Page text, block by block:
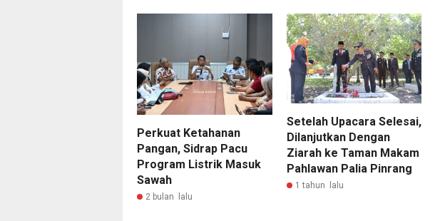
Perkuat Ketahanan
Pangan, Sidrap Pacu
Program Listrik Masuk
Sawah
2 bulan lalu
Setelah Upacara Selesai,
Dilanjutkan Dengan
Ziarah ke Taman Makam
Pahlawan Palia Pinrang
1 tahun lalu